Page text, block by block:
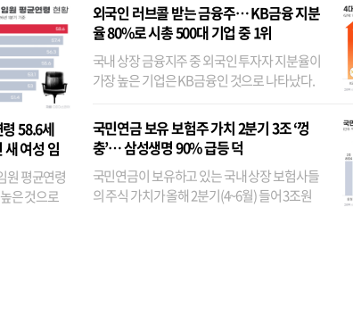
58.6세
새 여성 임
원 평균연령
은 것으로
외국인 러브콜 받는 금융주… KB금융 지분
율 80%로 시총 500대 기업 중 1위
국내 상장 금융지주 중 외국인 투자자 지분율이
가장 높은 기업은 KB금융인 것으로 나타났다.
융이었다. 특히 KB금융은 지난달 말 기준 해외
기관투자자 지분율이...
국민연금 보유 보험주 가치 2분기 3조 ‘껑
충’… 삼성생명 90% 급등 덕
국민연금이 보유하고 있는 국내 상장 보험사들
의 주식 가치가 올해 2분기(4~6월) 들어 3조원